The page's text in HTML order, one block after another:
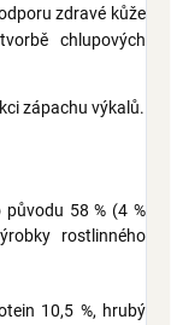
zdravé kůže
chlupových
zápachu výkalů.
původu 58 % (4 %
rostlinného
10,5 %, hrubý